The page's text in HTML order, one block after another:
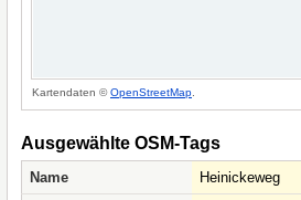
Kartendaten ©OpenStreetMap
Ausgewählte OSM-Tags
Name
Heinickeweg